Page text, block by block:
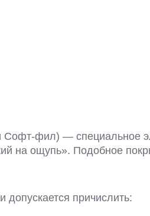
Софт-фил) — специальное
на ощупь». Подобное
причислить: